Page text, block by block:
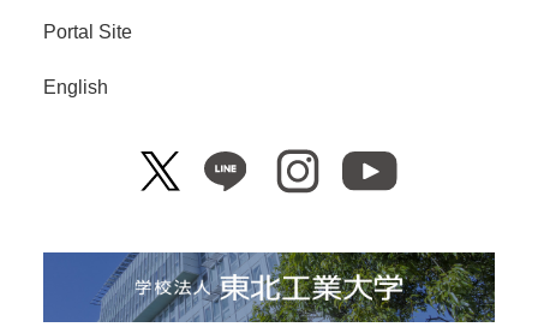
Portal Site
English